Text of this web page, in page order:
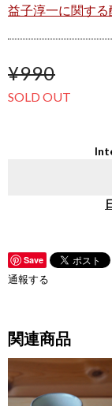
益子淳一に関する
¥990
SOLD OUT
Save
通報する
関連商品